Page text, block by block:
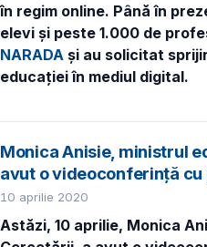
în regim online. Până în
elevi și peste 1.000 de
NARADA și au solicitat
educației în mediul digital.
Monica Anisie, ministrul
avut o videoconferință
10 aprilie 2020
Astăzi, 10 aprilie, Monica